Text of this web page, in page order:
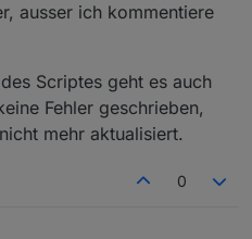
ausser ich kommentiere
Scriptes geht es auch
Fehler geschrieben,
mehr aktualisiert.
0